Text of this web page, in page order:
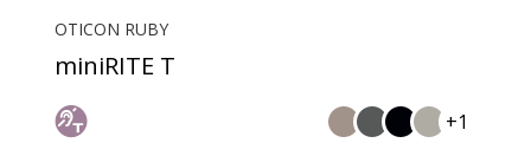
OTICON RUBY
miniRITE T
+1